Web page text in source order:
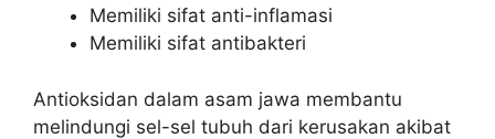
Memiliki sifat anti-inflamasi
Memiliki sifat antibakteri
Antioksidan dalam asam jawa membantu
melindungi sel-sel tubuh dari kerusakan akibat